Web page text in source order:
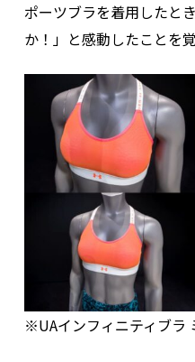
ポーツブラを着用したと
か！」と感動したことを覚
※UAインフィニティブラ